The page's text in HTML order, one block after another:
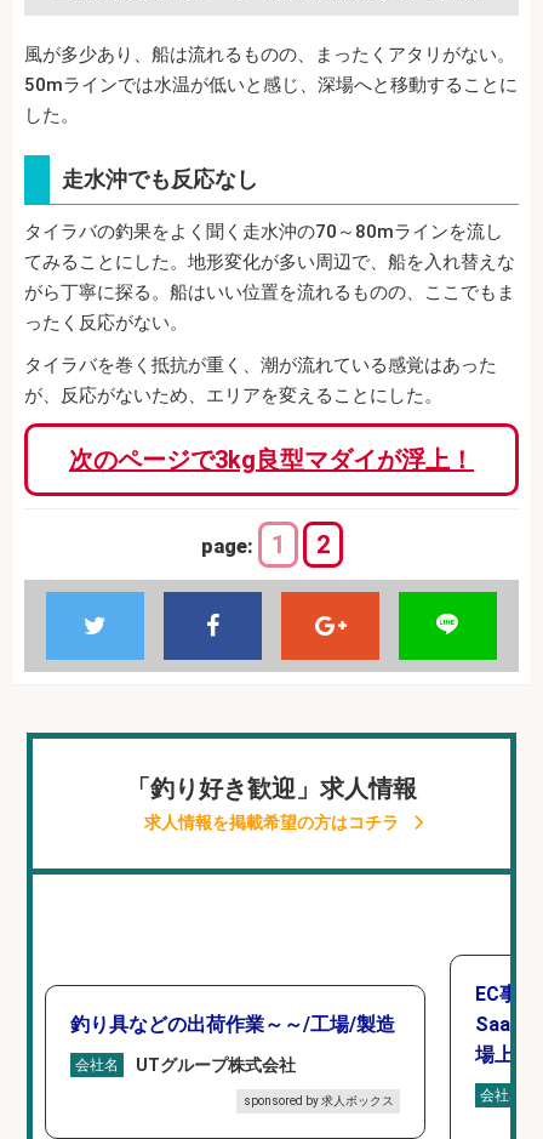
風が多少あり、船は流れるものの、まったくアタリがない。
50mラインでは水温が低いと感じ、深場へと移動することに
した。
走水沖でも反応なし
タイラバの釣果をよく聞く走水沖の70～80mラインを流し
てみることにした。地形変化が多い周辺で、船を入れ替えな
がら丁寧に探る。船はいい位置を流れるものの、ここでもま
ったく反応がない。
タイラバを巻く抵抗が重く、潮が流れている感覚はあった
が、反応がないため、エリアを変えることにした。
次のページで3kg良型マダイが浮上！
page: 1 2
「釣り好き歓迎」求人情報
求人情報を掲載希望の方はコチラ
釣り具などの出荷作業～～/工場/製造
会社名 UTグループ株式会社
sponsored by 求人ボックス
EC事
SaaS
場上場
会社名